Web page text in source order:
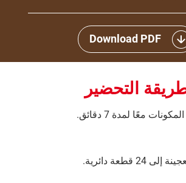
Download PDF
التحضير
معًا لمدة 7 دقائق.
24 قطعة دائرية.